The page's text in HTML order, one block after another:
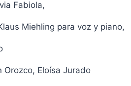
Fabiola,
Miehling para voz y piano,
Orozco, Eloísa Jurado